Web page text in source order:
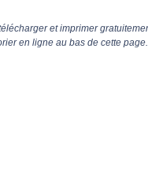
et imprimer
en ligne au bas de cette page.